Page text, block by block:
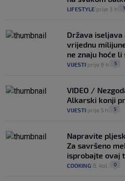
LIFESTYLE prije 3 h 1
Država
vrijednu
ne znaju hoće
VIJESTI prije 8 h 5
VIDEO /
Alkarski konji
VIJESTI prije 5 h 5
Napravite
Za savršeno
isprobajte ovaj
COOKING 8. kol. 0